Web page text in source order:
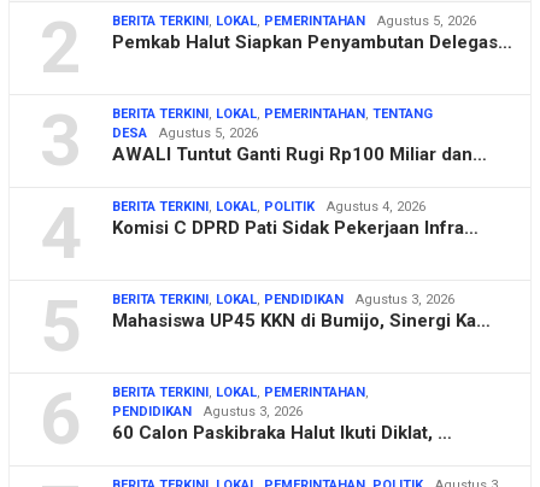
2 BERITA TERKINI LOKAL PEMERINTAHAN Agustus 5, 2026
Pemkab Halut Siapkan Penyambutan Delegas…
3 BERITA TERKINI LOKAL PEMERINTAHAN TENTANG
DESA
Agustus 5, 2026
AWALI Tuntut Ganti Rugi Rp100 Miliar dan…
4 BERITA TERKINI LOKAL POLITIK Agustus 4, 2026
Komisi C DPRD Pati Sidak Pekerjaan Infra…
5 BERITA TERKINI LOKAL PENDIDIKAN Agustus 3, 2026
Mahasiswa UP45 KKN di Bumijo, Sinergi Ka…
6 BERITA TERKINI LOKAL PEMERINTAHAN
PENDIDIKAN
Agustus 3, 2026
60 Calon Paskibraka Halut Ikuti Diklat, …